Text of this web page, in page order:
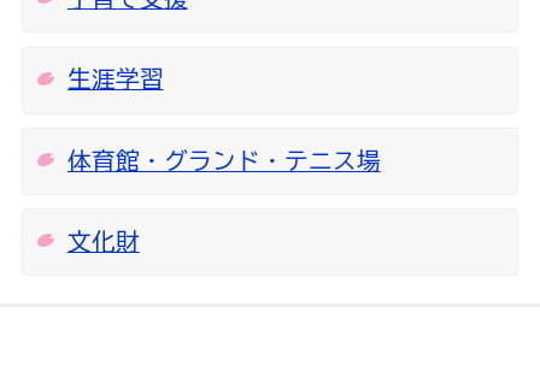
生涯学習
体育館・グランド・テニス場
文化財